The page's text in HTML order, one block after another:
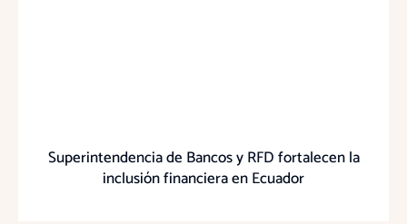
Superintendencia de Bancos y RFD fortalecen la
inclusión financiera en Ecuador